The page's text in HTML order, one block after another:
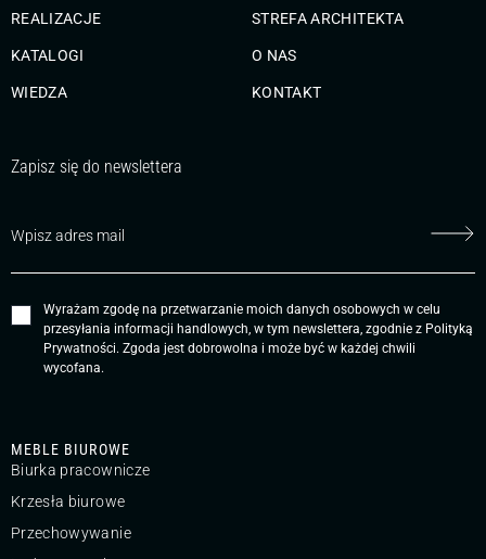
MEBLE BIUROWE
Biurka pracownicze
Krzesła biurowe
Przechowywanie
REALIZACJE
KATALOGI
WIEDZA
STREFA ARCHITEKTA
O NAS
KONTAKT
Zapisz się do newslettera
Wyrażam zgodę na przetwarzanie moich danych osobowych w celu
przesyłania informacji handlowych, w tym newslettera, zgodnie z Polityką
Prywatności. Zgoda jest dobrowolna i może być w każdej chwili
wycofana.